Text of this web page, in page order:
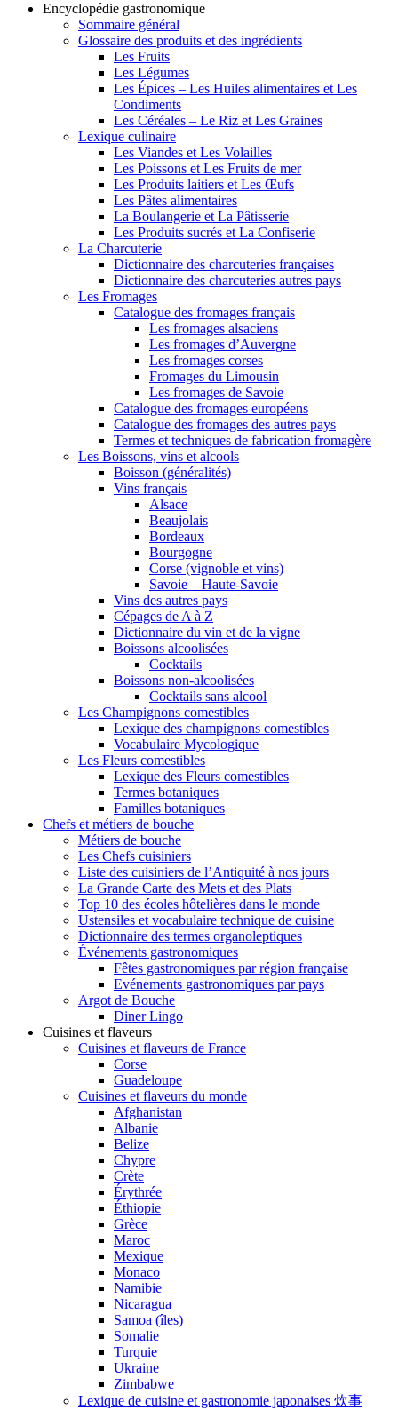
Encyclopédie gastronomique
Sommaire général
Glossaire des produits et des ingrédients
Les Fruits
Les Légumes
Les Épices – Les Huiles alimentaires et Les
Condiments
Les Céréales – Le Riz et Les Graines
Lexique culinaire
Les Viandes et Les Volailles
Les Poissons et Les Fruits de mer
Les Produits laitiers et Les Œufs
Les Pâtes alimentaires
La Boulangerie et La Pâtisserie
Les Produits sucrés et La Confiserie
La Charcuterie
Dictionnaire des charcuteries françaises
Dictionnaire des charcuteries autres pays
Les Fromages
Catalogue des fromages français
Les fromages alsaciens
Les fromages d’Auvergne
Les fromages corses
Fromages du Limousin
Les fromages de Savoie
Catalogue des fromages européens
Catalogue des fromages des autres pays
Termes et techniques de fabrication fromagère
Les Boissons, vins et alcools
Boisson (généralités)
Vins français
Alsace
Beaujolais
Bordeaux
Bourgogne
Corse (vignoble et vins)
Savoie – Haute-Savoie
Vins des autres pays
Cépages de A à Z
Dictionnaire du vin et de la vigne
Boissons alcoolisées
Cocktails
Boissons non-alcoolisées
Cocktails sans alcool
Les Champignons comestibles
Lexique des champignons comestibles
Vocabulaire Mycologique
Les Fleurs comestibles
Lexique des Fleurs comestibles
Termes botaniques
Familles botaniques
Chefs et métiers de bouche
Métiers de bouche
Les Chefs cuisiniers
Liste des cuisiniers de l’Antiquité à nos jours
La Grande Carte des Mets et des Plats
Top 10 des écoles hôtelières dans le monde
Ustensiles et vocabulaire technique de cuisine
Dictionnaire des termes organoleptiques
Événements gastronomiques
Fêtes gastronomiques par région française
Evénements gastronomiques par pays
Argot de Bouche
Diner Lingo
Cuisines et flaveurs
Cuisines et flaveurs de France
Corse
Guadeloupe
Cuisines et flaveurs du monde
Afghanistan
Albanie
Belize
Chypre
Crète
Érythrée
Éthiopie
Grèce
Maroc
Mexique
Monaco
Namibie
Nicaragua
Samoa (îles)
Somalie
Turquie
Ukraine
Zimbabwe
Lexique de cuisine et gastronomie japonaises 炊事